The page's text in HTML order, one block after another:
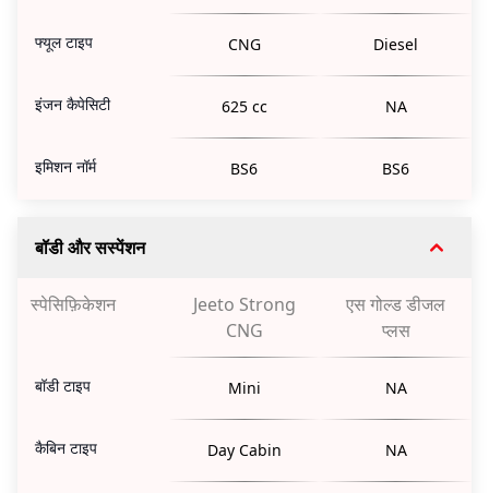
फ्यूल टाइप CNG Diesel
इंजन कैपेसिटी 625 cc NA
इमिशन नॉर्म BS6 BS6
बॉडी और सस्पेंशन
स्पेसिफ़िकेशन
Jeeto Strong
CNG
एस गोल्ड डीजल
प्लस
बॉडी टाइप Mini NA
कैबिन टाइप Day Cabin NA